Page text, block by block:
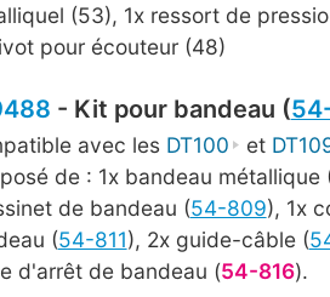
(53), 1x ressort de
pour écouteur (48)
- Kit pour bandeau (
avec les DT100 et
de : 1x bandeau métallique
de bandeau (54-809), 1x
(54-811), 2x guide-câble (
d'arrêt de bandeau (54-816).